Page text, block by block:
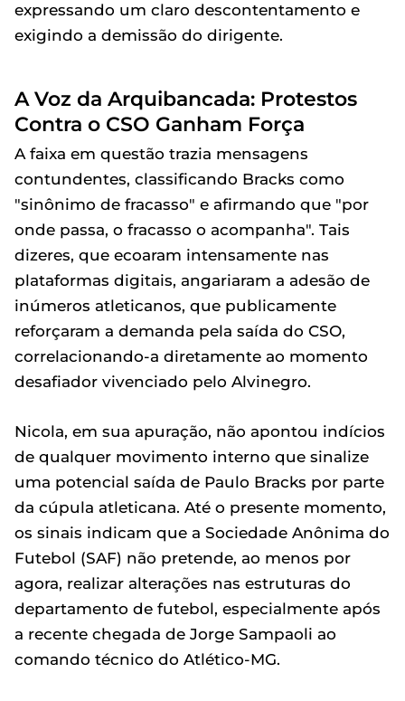
expressando um claro descontentamento e
exigindo a demissão do dirigente.
A Voz da Arquibancada: Protestos
Contra o CSO Ganham Força
A faixa em questão trazia mensagens
contundentes, classificando Bracks como
"sinônimo de fracasso" e afirmando que "por
onde passa, o fracasso o acompanha". Tais
dizeres, que ecoaram intensamente nas
plataformas digitais, angariaram a adesão de
inúmeros atleticanos, que publicamente
reforçaram a demanda pela saída do CSO,
correlacionando-a diretamente ao momento
desafiador vivenciado pelo Alvinegro.
Nicola, em sua apuração, não apontou indícios
de qualquer movimento interno que sinalize
uma potencial saída de Paulo Bracks por parte
da cúpula atleticana. Até o presente momento,
os sinais indicam que a Sociedade Anônima do
Futebol (SAF) não pretende, ao menos por
agora, realizar alterações nas estruturas do
departamento de futebol, especialmente após
a recente chegada de Jorge Sampaoli ao
comando técnico do Atlético-MG.